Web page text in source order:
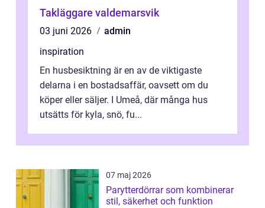
Takläggare valdemarsvik
03 juni 2026
admin
inspiration
En husbesiktning är en av de viktigaste
delarna i en bostadsaffär, oavsett om du
köper eller säljer. I Umeå, där många hus
utsätts för kyla, snö, fu...
07 maj 2026
Parytterdörrar som kombinerar
stil, säkerhet och funktion